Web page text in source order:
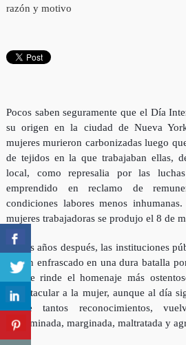
Pocos saben seguramente que el Día
su origen en la ciudad de Nueva
mujeres murieron carbonizadas luego
de tejidos en la que trabajaban ellas,
local, como represalia por las
emprendido en reclamo de
condiciones labores menos
mujeres trabajadoras se produjo el 8 de
Tantos años después, las instituciones
se han enfrascado en una dura batalla
la que rinde el homenaje más
espectacular a la mujer, aunque al día
recibe tantos reconocimientos,
discriminada, marginada, maltratada y